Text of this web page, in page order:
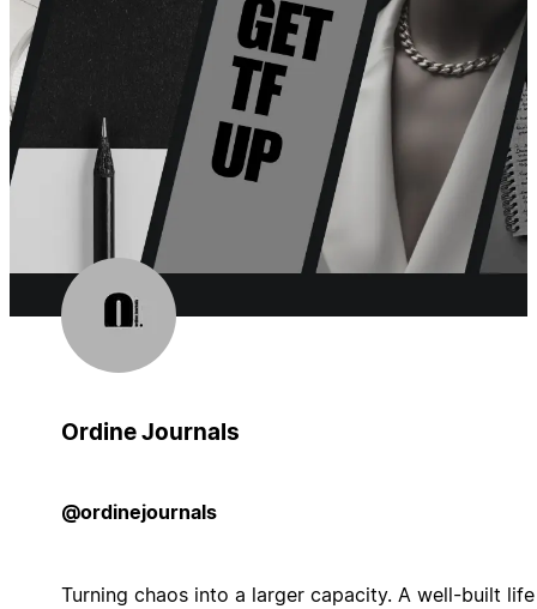
Ordine Journals
@ordinejournals
Turning chaos into a larger capacity. A well-built life